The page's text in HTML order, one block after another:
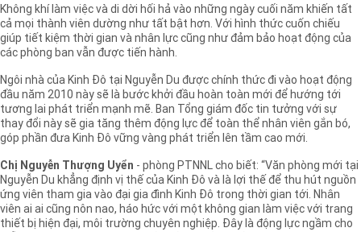
Không khí làm việc và di dời hối hả vào những ngày cuối năm khiến tất
cả mọi thành viên dường như tất bật hơn. Với hình thức cuốn chiếu
giúp tiết kiệm thời gian và nhân lực cũng như đảm bảo hoạt động của
các phòng ban vẫn được tiến hành.
Ngôi nhà của Kinh Đô tại Nguyễn Du được chính thức đi vào hoạt động
đầu năm 2010 này sẽ là bước khởi đầu hoàn toàn mới để hướng tới
tương lai phát triển mạnh mẽ. Ban Tổng giám đốc tin tưởng với sự
thay đổi này sẽ gia tăng thêm động lực để toàn thể nhân viên gắn bó,
góp phần đưa Kinh Đô vững vàng phát triển lên tầm cao mới.
Chị Nguyễn Thượng Uyển - phòng PTNNL cho biết: “Văn phòng mới tại
Nguyễn Du khẳng định vị thế của Kinh Đô và là lợi thế để thu hút nguồn
ứng viên tham gia vào đại gia đình Kinh Đô trong thời gian tới. Nhân
viên ai ai cũng nôn nao, háo hức với một không gian làm việc với trang
thiết bị hiện đại, môi trường chuyên nghiệp. Đây là động lực ngầm cho